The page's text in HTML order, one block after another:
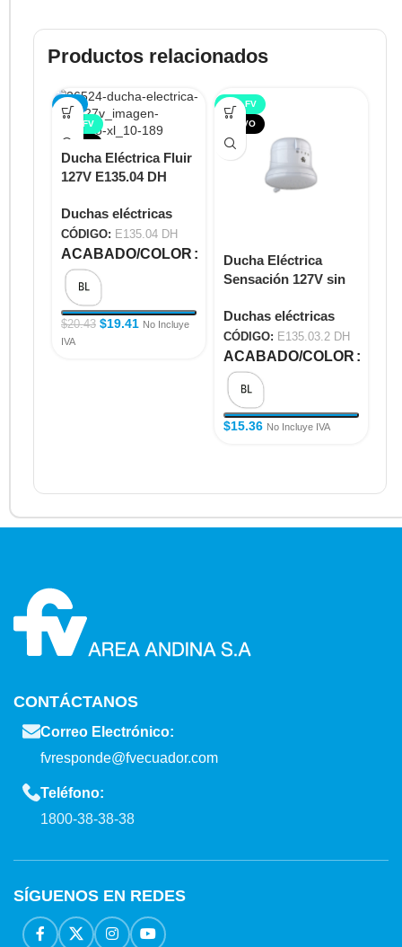
Productos relacionados
-5%
TOP FV
Ducha Eléctrica Fluir
127V E135.04 DH
Duchas eléctricas
CÓDIGO: E135.04 DH
ACABADO/COLOR
$20.43 $19.41 No Incluye
IVA
TOP FV
NUEVO
Ducha Eléctrica
Sensación 127V sin
E135.03.2 DH
Duchas eléctricas
CÓDIGO: E135.03.2 DH
ACABADO/COLOR
$15.36 No Incluye IVA
CONTÁCTANOS
Correo Electrónico:
fvresponde@fvecuador.com
Teléfono:
1800-38-38-38
SÍGUENOS EN REDES